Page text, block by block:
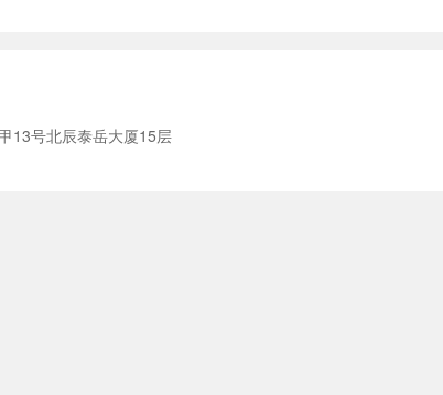
13号北辰泰岳大厦15层